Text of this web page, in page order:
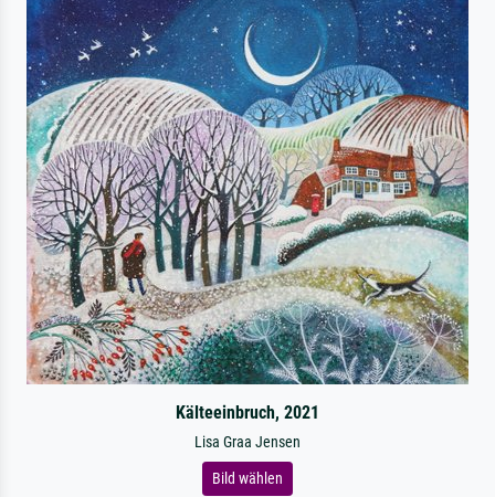
Kälteeinbruch, 2021
Lisa Graa Jensen
Bild wählen